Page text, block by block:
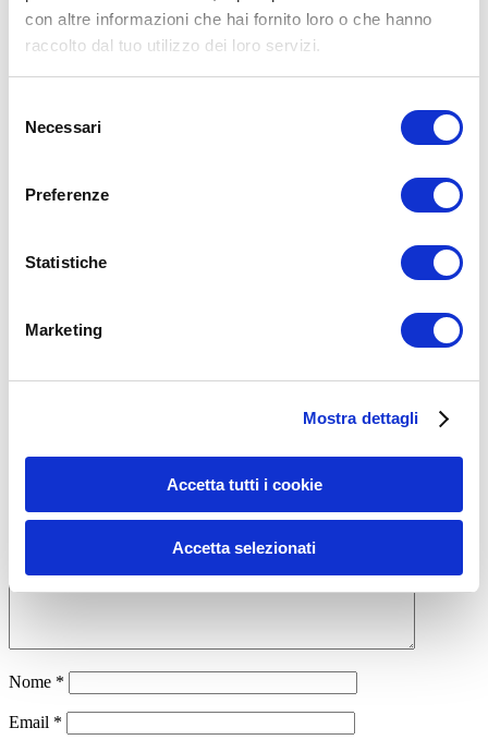
con altre informazioni che hai fornito loro o che hanno
raccolto dal tuo utilizzo dei loro servizi.
delNecessari
Preferenze
Statistiche
Marketing
Mostra dettagli
Accetta tutti i cookie
Accetta selezionati
X
Facebook
miletto
ADD COMMENT
Nome *
Email *